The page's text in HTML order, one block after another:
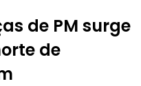
de PM surge
de